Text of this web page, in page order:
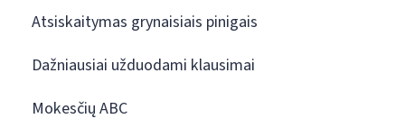
Atsiskaitymas grynaisiais pinigais
Dažniausiai užduodami klausimai
Mokesčių ABC